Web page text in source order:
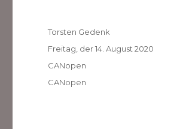
Autor
Torsten Gedenk
Veröffentlicht
Freitag, der 14. August 2020
Kategorien
CANopen
Schlagwörter
CANopen